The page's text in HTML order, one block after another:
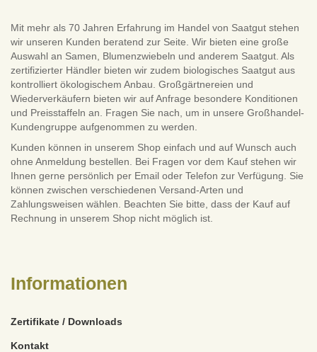
Mit mehr als 70 Jahren Erfahrung im Handel von Saatgut stehen
wir unseren Kunden beratend zur Seite. Wir bieten eine große
Auswahl an Samen, Blumenzwiebeln und anderem Saatgut. Als
zertifizierter Händler bieten wir zudem biologisches Saatgut aus
kontrolliert ökologischem Anbau. Großgärtnereien und
Wiederverkäufern bieten wir auf Anfrage besondere Konditionen
und Preisstaffeln an. Fragen Sie nach, um in unsere Großhandel-
Kundengruppe aufgenommen zu werden.
Kunden können in unserem Shop einfach und auf Wunsch auch
ohne Anmeldung bestellen. Bei Fragen vor dem Kauf stehen wir
Ihnen gerne persönlich per Email oder Telefon zur Verfügung. Sie
können zwischen verschiedenen Versand-Arten und
Zahlungsweisen wählen. Beachten Sie bitte, dass der Kauf auf
Rechnung in unserem Shop nicht möglich ist.
Informationen
Zertifikate / Downloads
Kontakt